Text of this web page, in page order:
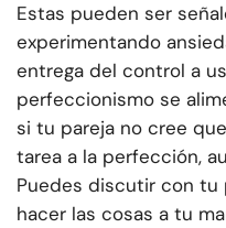
Estas pueden ser
experimentando
entrega del control a
perfeccionismo se
si tu pareja no cree
tarea a la perfección,
Puedes discutir con tu
hacer las cosas a tu